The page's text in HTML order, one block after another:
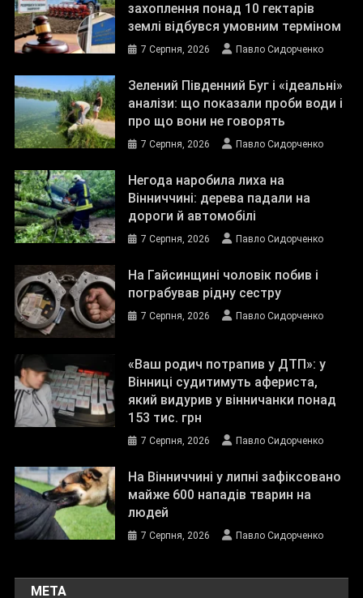
захоплення понад 10 гектарів
землі відбувся умовним терміном
7 Серпня, 2026 Павло Сидорченко
Зелений Південний Буг і «ідеальні»
аналізи: що показали проби води і
про що вони не говорять
7 Серпня, 2026 Павло Сидорченко
Негода наробила лиха на
Вінниччині: дерева падали на
дороги й автомобілі
7 Серпня, 2026 Павло Сидорченко
На Гайсинщині чоловік побив і
пограбував рідну сестру
7 Серпня, 2026 Павло Сидорченко
«Ваш родич потрапив у ДТП»: у
Вінниці судитимуть афериста,
який видурив у вінничанки понад
153 тис. грн
7 Серпня, 2026 Павло Сидорченко
На Вінниччині у липні зафіксовано
майже 600 нападів тварин на
людей
7 Серпня, 2026 Павло Сидорченко
МЕТА